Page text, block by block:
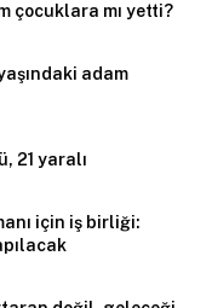
çocuklara mı yetti?
adam
21 yaralı
için iş birliği: